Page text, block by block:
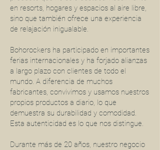
en resorts, hogares y espacios al aire libre,
sino que también ofrece una experiencia
de relajación inigualable.
Bohorockers ha participado en importantes
ferias internacionales y ha forjado alianzas
a largo plazo con clientes de todo el
mundo. A diferencia de muchos
fabricantes, convivimos y usamos nuestros
propios productos a diario, lo que
demuestra su durabilidad y comodidad.
Esta autenticidad es lo que nos distingue.
Durante más de 20 años, nuestro negocio